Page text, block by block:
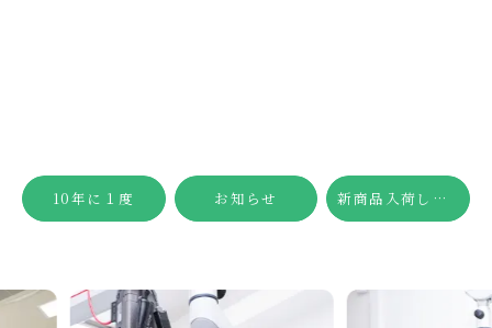
10年に１度 お知らせ 新商品入荷しました🍊